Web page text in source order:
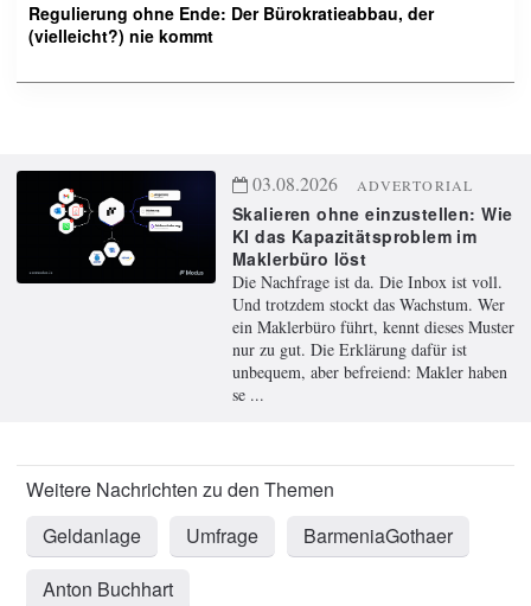
Regulierung ohne Ende: Der Bürokratieabbau, der
(vielleicht?) nie kommt
03.08.2026 ADVERTORIAL
Skalieren ohne einzustellen: Wie
KI das Kapazitätsproblem im
Maklerbüro löst
Die Nachfrage ist da. Die Inbox ist voll.
Und trotzdem stockt das Wachstum. Wer
ein Maklerbüro führt, kennt dieses Muster
nur zu gut. Die Erklärung dafür ist
unbequem, aber befreiend: Makler haben
se ...
Geldanlage Umfrage
BarmeniaGothaer
Anton Buchhart